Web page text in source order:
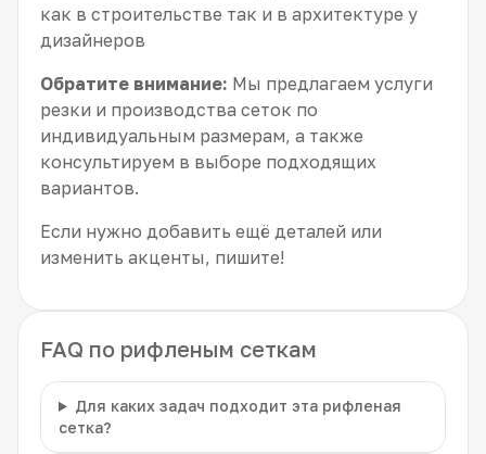
как в строительстве так и в архитектуре у
дизайнеров
Обратите внимание: Мы предлагаем услуги
резки и производства сеток по
индивидуальным размерам, а также
консультируем в выборе подходящих
вариантов.
Если нужно добавить ещё деталей или
изменить акценты, пишите!
FAQ по рифленым сеткам
Для каких задач подходит эта рифленая
сетка?